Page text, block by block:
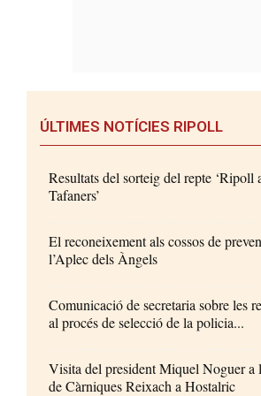
ÚLTIMES NOTÍCIES RIPOLL
Resultats del sorteig del repte ‘Ripoll
Tafaners’
El reconeixement als cossos de
l’Aplec dels Àngels
Comunicació de secretaria sobre les
al procés de selecció de la policia...
Visita del president Miquel Noguer a
de Càrniques Reixach a Hostalric